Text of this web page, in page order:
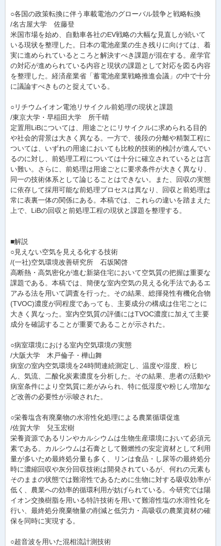
○各国の政策転換に伴う車載電池のグローバル競争と戦略転換
/名古屋大学 佐藤登
米国市場を始め、自動車各社のEV戦略の大幅な見直しが続いて
いる現状を整理した。日本の電池産業の生き残りに向けては、着
実に進められているところと解決すべき課題が混在する。産学官
の対応が進められている内容と現状の課題として対応を図る内容
を整理した。経済産業省「蓄電池産業戦略推進会議」の中で十分
に議論すべきものと捉えている。
○リチウムイオン電池リサイクル前処理の現状と課題
/東京大学・早稲田大学 所千晴
定置用LiBについては、用途ごとにリサイクルに求められる目的
や社会的背景は大きく異なる。一方で、後段の分離や精製工程に
ついては、いずれの用途においても比較的技術的検討が進んでい
るのに対し、前処理工程については十分に確立されているとは言
い難い。さらに、前処理は用途ごとに要求条件が大きく異なり、
同一の技術体系として論じることはできない。また、回収の実態
に依存して採用可能な前処理プロセスは異なり、回収と前処理は
常に表裏一体の関係にある。本稿では、これらの違いを踏まえた
上で、LiBの回収と前処理工程の現状と課題を整理する。
■解説
○見えない空気を見える化する技術
/(一社)空気環境改善研究所 石坂閣啓
高断熱・高気密化が進む新築住宅において空気質の把握は重要な
課題である。本稿では、簡便な室内空気の見える化手法であるエ
アみる法を用いて調査を行った。その結果、総揮発性有機化合物
(TVOC)濃度が同程度であっても、主要成分の構成は住宅ごとに
大きく異なった。室内空気質の評価にはTVOC濃度に加えて主要
成分を確認することが重要であることが示された。
○病室環境における室内空気環境の実態
/大阪大学 木戸倫子・樺山舞
病室の室内空気環境を24時間連続測定し、温度や湿度、粉じ
ん、気流、二酸化炭素濃度を分析した。その結果、患者の活動や
病室条件により空気質に差がみられ、特に低湿度や粉じん増加な
ど改善の必要性が示唆された。
○栄養塩含有廃棄物の水溶性化処理による農業循環促進
/佐賀大学 兒玉宏樹
栄養資源であるリンやカルシウムは生物生産環境において必須元
素である。カルシウムは石膏として難燃性の安定資材として利用
量が多いため最終処分量も多く、リンは食品・し尿等の最終処分
時に濃縮回収や灰分回収技術は開発されているが、何れの元素も
そのままの状態では難溶性であるために生物に対する吸収効率が
低く、農業への効率的循環利用が妨げられている。今研究では陽
イオン交換樹脂を用いる特許技術を用いて難溶性塩の水溶性化を
行い、最終処分廃棄物量の削減と低労力・高吸収の農業資材の確
保を同時に実現する。
○超音波を用いた混相流計測技術